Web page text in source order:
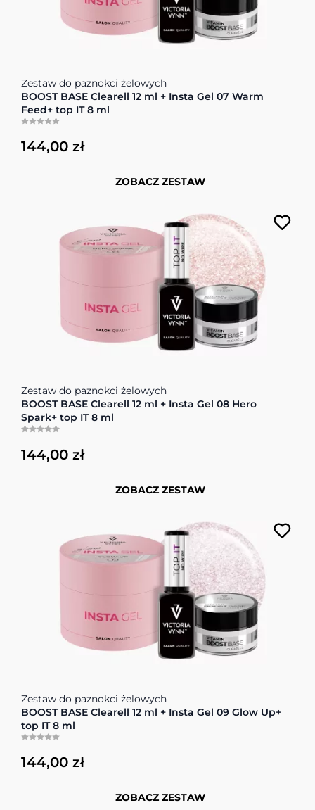
Zestaw do paznokci żelowych
BOOST BASE Clearell 12 ml + Insta Gel 07 Warm
Feed+ top IT 8 ml
144,00 zł
ZOBACZ ZESTAW
Zestaw do paznokci żelowych
BOOST BASE Clearell 12 ml + Insta Gel 08 Hero
Spark+ top IT 8 ml
Cena zależy od opcji wybranych na stronie produktu
144,00 zł
ZOBACZ ZESTAW
Zestaw do paznokci żelowych
BOOST BASE Clearell 12 ml + Insta Gel 09 Glow Up+
top IT 8 ml
Cena zależy od opcji wybranych na stronie produktu
144,00 zł
ZOBACZ ZESTAW